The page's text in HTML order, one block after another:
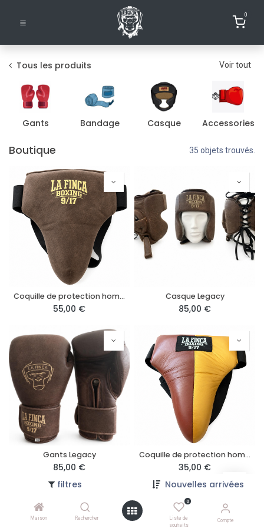
filtres Nouvelles arrivées
Maison Rechercher
0
Liste de
souhaits
Compte
0
Tous les produits Voir tout
Gants Bandage Casque Accessories
Boutique 35 objets trouvés.
Coquille de protection homme Legacy
55,00 €
Casque Legacy
85,00 €
Gants Legacy
85,00 €
Coquille de protection homme Brown Gold
35,00 €